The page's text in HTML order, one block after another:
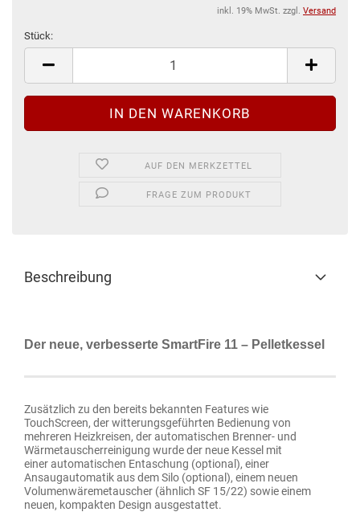
inkl. 19% MwSt. zzgl. Versand
Stück:
Stück
AUF DEN MERKZETTEL
FRAGE ZUM PRODUKT
Beschreibung
Der neue, verbesserte SmartFire 11 – Pelletkessel
Zusätzlich zu den bereits bekannten Features wie
TouchScreen, der witterungsgeführten Bedienung von
mehreren Heizkreisen, der automatischen Brenner- und
Wärmetauscherreinigung wurde der neue Kessel mit
einer automatischen Entaschung (optional), einer
Ansaugautomatik aus dem Silo (optional), einem neuen
Volumenwäremetauscher (ähnlich SF 15/22) sowie einem
neuen, kompakten Design ausgestattet.